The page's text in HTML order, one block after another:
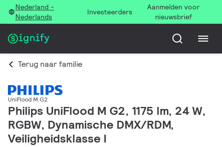
Nederland -
Nederlands
Investeerders
Aanmelden voor
nieuwsbrief
Terug naar familie
UniFlood M G2
Philips UniFlood M G2, 1175 lm, 24 W,
RGBW, Dynamische DMX/RDM,
Veiligheidsklasse I